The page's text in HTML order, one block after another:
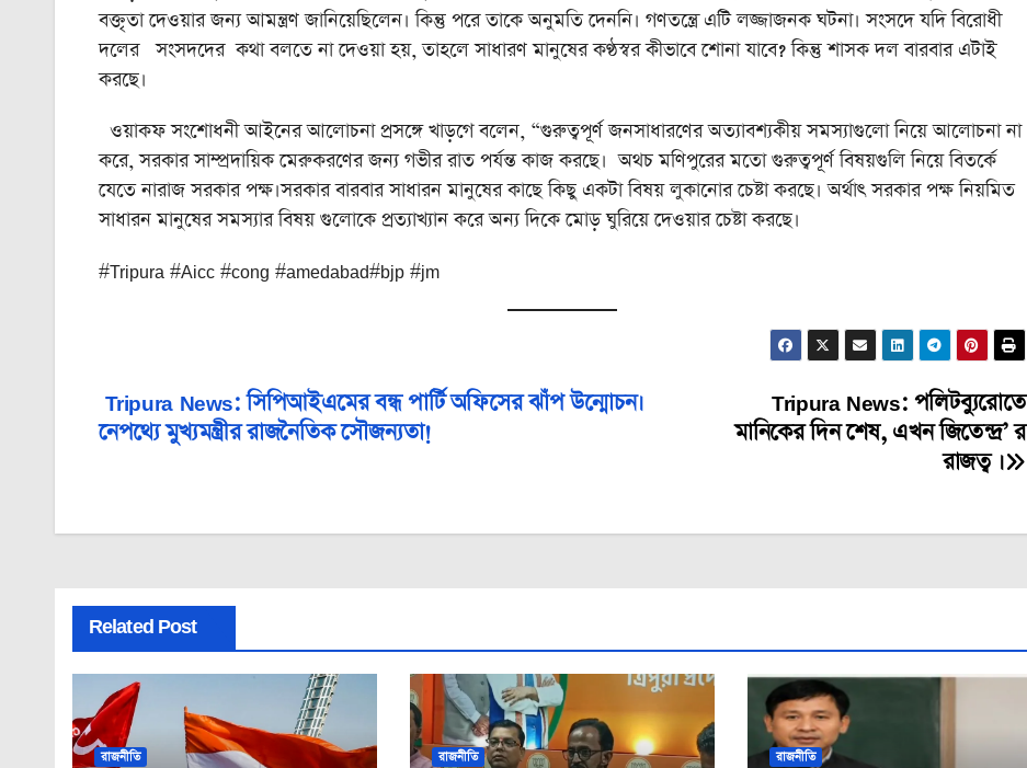
বক্তৃতা দেওয়ার জন্য আমন্ত্রণ জানিয়েছিলেন। কিন্তু পরে তাকে অনুমতি দেননি। গণতন্ত্রে এটি লজ্জাজনক ঘটনা। সংসদে যদি বিরোধী
দলের সংসদদের কথা বলতে না দেওয়া হয়, তাহলে সাধারণ মানুষের কণ্ঠস্বর কীভাবে শোনা যাবে? কিন্তু শাসক দল বারবার এটাই
করছে।
ওয়াকফ সংশোধনী আইনের আলোচনা প্রসঙ্গে খাড়গে বলেন, “গুরুত্বপূর্ণ জনসাধারণের অত্যাবশ্যকীয় সমস্যাগুলো নিয়ে আলোচনা না
করে, সরকার সাম্প্রদায়িক মেরুকরণের জন্য গভীর রাত পর্যন্ত কাজ করছে। অথচ মণিপুরের মতো গুরুত্বপূর্ণ বিষয়গুলি নিয়ে বিতর্কে
যেতে নারাজ সরকার পক্ষ।সরকার বারবার সাধারন মানুষের কাছে কিছু একটা বিষয় লুকানোর চেষ্টা করছে। অর্থাৎ সরকার পক্ষ নিয়মিত
সাধারন মানুষের সমস্যার বিষয় গুলোকে প্রত্যাখ্যান করে অন্য দিকে মোড় ঘুরিয়ে দেওয়ার চেষ্টা করছে।
#Tripura #Aicc #cong #amedabad#bjp #jm
Post
navigation
Tripura News: পলিটব্যুরোতে
মানিকের দিন শেষ, এখন জিতেন্দ্র’ র
রাজত্ব ।
Tripura News: সিপিআইএমের বন্ধ পার্টি অফিসের ঝাঁপ উন্মোচন।
নেপথ্যে মুখ্যমন্ত্রীর রাজনৈতিক সৌজন্যতা!
Related Post
রাজনীতি রাজনীতি রাজনীতি